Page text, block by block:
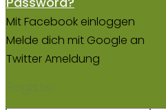
Mit Facebook einloggen
Melde dich mit Google an
Twitter Ameldung
Register